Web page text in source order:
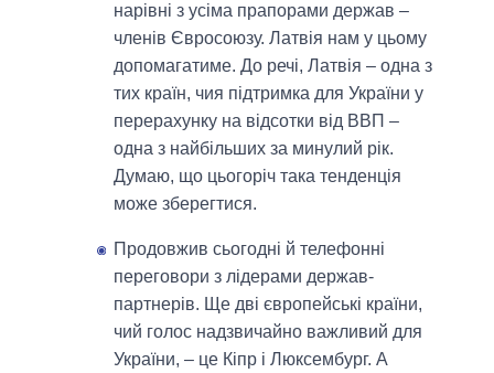
нарівні з усіма прапорами держав –
членів Євросоюзу. Латвія нам у цьому
допомагатиме. До речі, Латвія – одна з
тих країн, чия підтримка для України у
перерахунку на відсотки від ВВП –
одна з найбільших за минулий рік.
Думаю, що цьогоріч така тенденція
може зберегтися.
Продовжив сьогодні й телефонні
переговори з лідерами держав-
партнерів. Ще дві європейські країни,
чий голос надзвичайно важливий для
України, – це Кіпр і Люксембург. А